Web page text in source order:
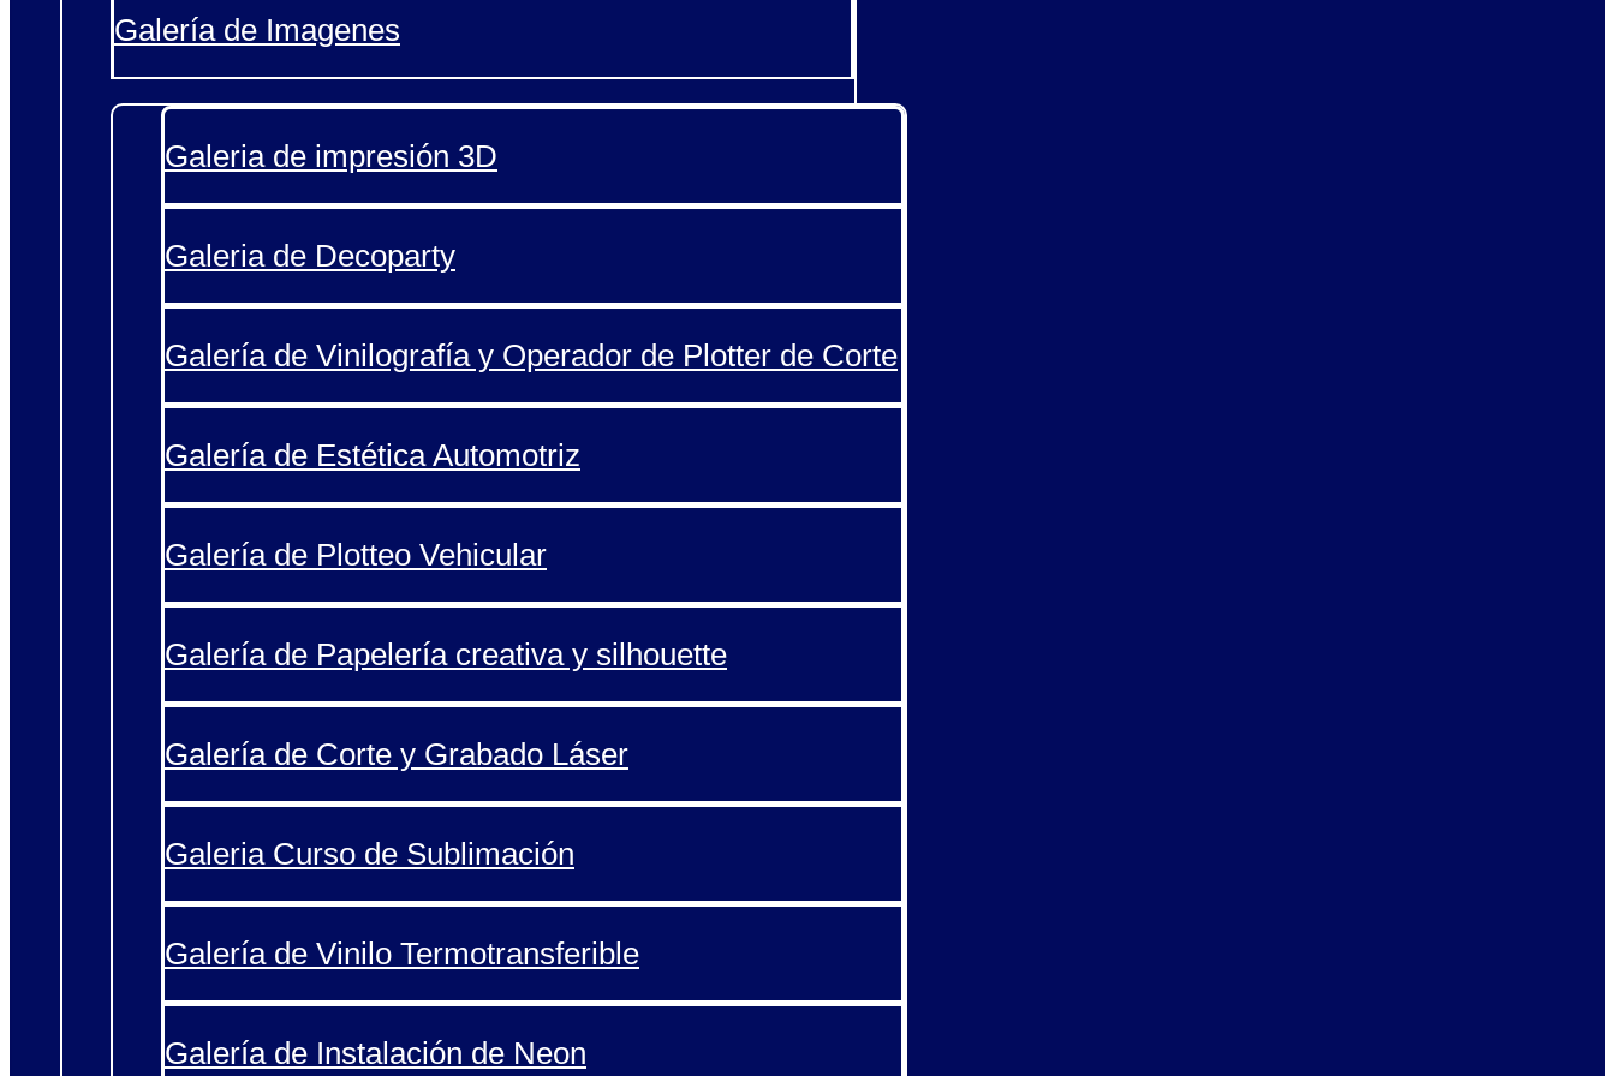
Galería de Imagenes
Galeria de impresión 3D
Galeria de Decoparty
Galería de Vinilografía y Operador de Plotter de Corte
Galería de Estética Automotriz
Galería de Plotteo Vehicular
Galería de Papelería creativa y silhouette
Galería de Corte y Grabado Láser
Galeria Curso de Sublimación
Galería de Vinilo Termotransferible
Galería de Instalación de Neon